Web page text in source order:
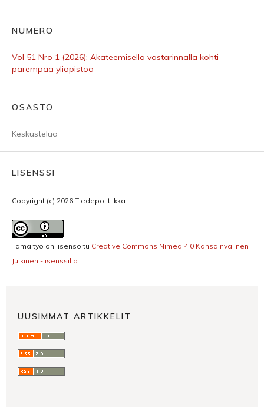
NUMERO
Vol 51 Nro 1 (2026): Akateemisella vastarinnalla kohti
parempaa yliopistoa
OSASTO
Keskustelua
LISENSSI
Copyright (c) 2026 Tiedepolitiikka
Tämä työ on lisensoitu Creative Commons Nimeä 4.0 Kansainvälinen
Julkinen -lisenssillä
UUSIMMAT ARTIKKELIT